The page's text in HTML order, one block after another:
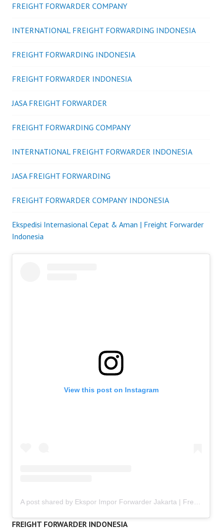
FREIGHT FORWARDER COMPANY
INTERNATIONAL FREIGHT FORWARDING INDONESIA
FREIGHT FORWARDING INDONESIA
FREIGHT FORWARDER INDONESIA
JASA FREIGHT FORWARDER
FREIGHT FORWARDING COMPANY
INTERNATIONAL FREIGHT FORWARDER INDONESIA
JASA FREIGHT FORWARDING
FREIGHT FORWARDER COMPANY INDONESIA
Ekspedisi Internasional Cepat & Aman | Freight Forwarder
Indonesia
View this post on Instagram
FREIGHT FORWARDER INDONESIA